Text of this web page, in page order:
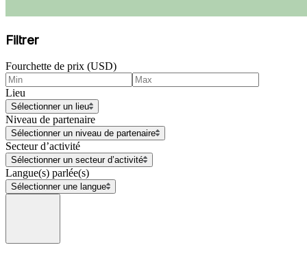
Filtrer
Fourchette de prix (USD)
Lieu
Sélectionner un lieu
Niveau de partenaire
Sélectionner un niveau de partenaire
Secteur d’activité
Sélectionner un secteur d’activité
Langue(s) parlée(s)
Sélectionner une langue